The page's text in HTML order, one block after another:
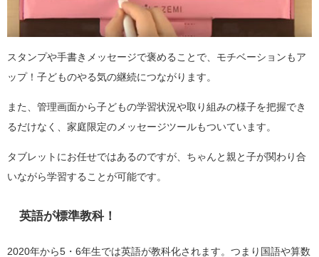
スタンプや手書きメッセージで褒めることで、モチベーションもア
ップ！子どものやる気の継続につながります。
また、管理画面から子どもの学習状況や取り組みの様子を把握でき
るだけなく、家庭限定のメッセージツールもついています。
タブレットにお任せではあるのですが、ちゃんと親と子が関わり合
いながら学習することが可能です。
英語が標準教科！
2020年から5・6年生では英語が教科化されます。つまり国語や算数